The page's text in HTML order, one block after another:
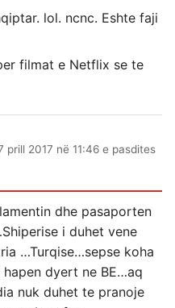
lol. ncnc. Eshte faji
filmat e Netflix se te
prill 2017 në 11:46 e pasdites
dhe pasaporten
i duhet vene
…Turqise…sepse koha
dyert ne BE…aq
nuk duhet te pranoje